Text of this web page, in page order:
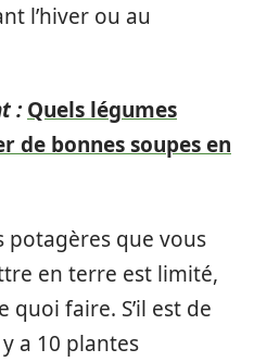
l’hiver ou au
: Quels légumes
de bonnes soupes en
potagères que vous
en terre est limité,
faire. S’il est de
a 10 plantes